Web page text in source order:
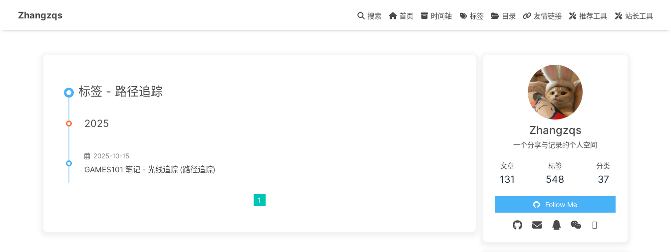
Zhangzqs 搜索 首页 时间轴 标签 目录 友情链接 推荐工具 站长工具
标签 - 路径追踪
2025
2025-10-15
GAMES101 笔记 - 光线追踪 (路径追踪)
1
Zhangzqs
一个分享与记录的个人空间
文章
131
标签
548
分类
37
Follow Me